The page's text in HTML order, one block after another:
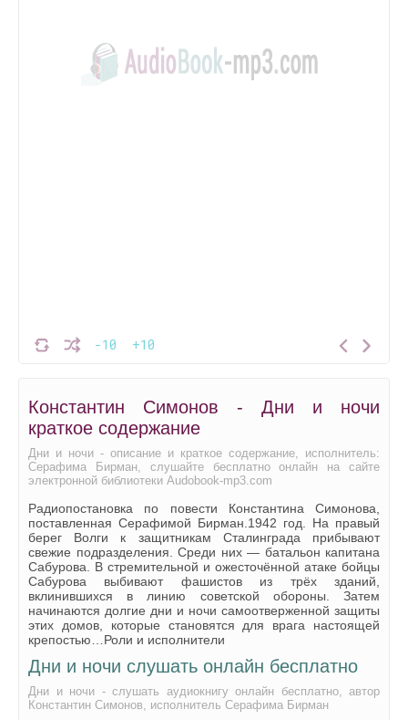
-10 +10
Константин Симонов - Дни и ночи
краткое содержание
Дни и ночи - описание и краткое содержание, исполнитель:
Серафима Бирман, слушайте бесплатно онлайн на сайте
электронной библиотеки Audobook-mp3.com
Радиопостановка по повести Константина Симонова,
поставленная Серафимой Бирман.1942 год. На правый
берег Волги к защитникам Сталинграда прибывают
свежие подразделения. Среди них — батальон капитана
Сабурова. В стремительной и ожесточённой атаке бойцы
Сабурова выбивают фашистов из трёх зданий,
вклинившихся в линию советской обороны. Затем
начинаются долгие дни и ночи самоотверженной защиты
этих домов, которые становятся для врага настоящей
крепостью…Роли и исполнители
Дни и ночи слушать онлайн бесплатно
Дни и ночи - слушать аудиокнигу онлайн бесплатно, автор
Константин Симонов, исполнитель Серафима Бирман